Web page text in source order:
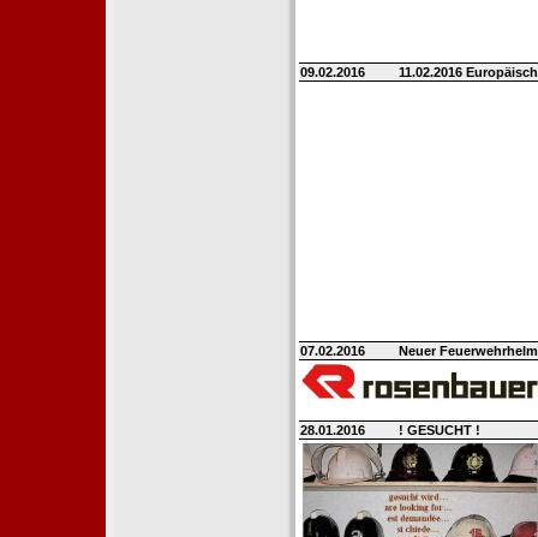
09.02.2016 11.02.2016
07.02.2016 Neuer
28.01.2016 ! GESUCHT !